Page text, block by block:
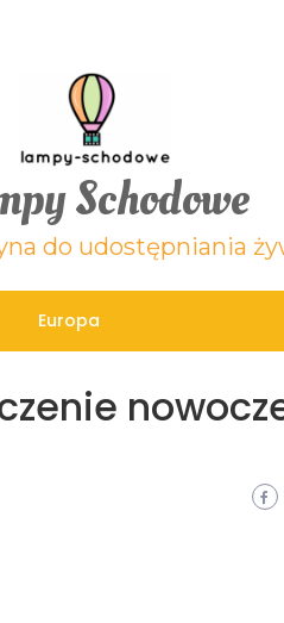
Schodowe
do udostępniania
Europa